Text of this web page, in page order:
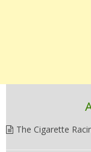
The Cigarette